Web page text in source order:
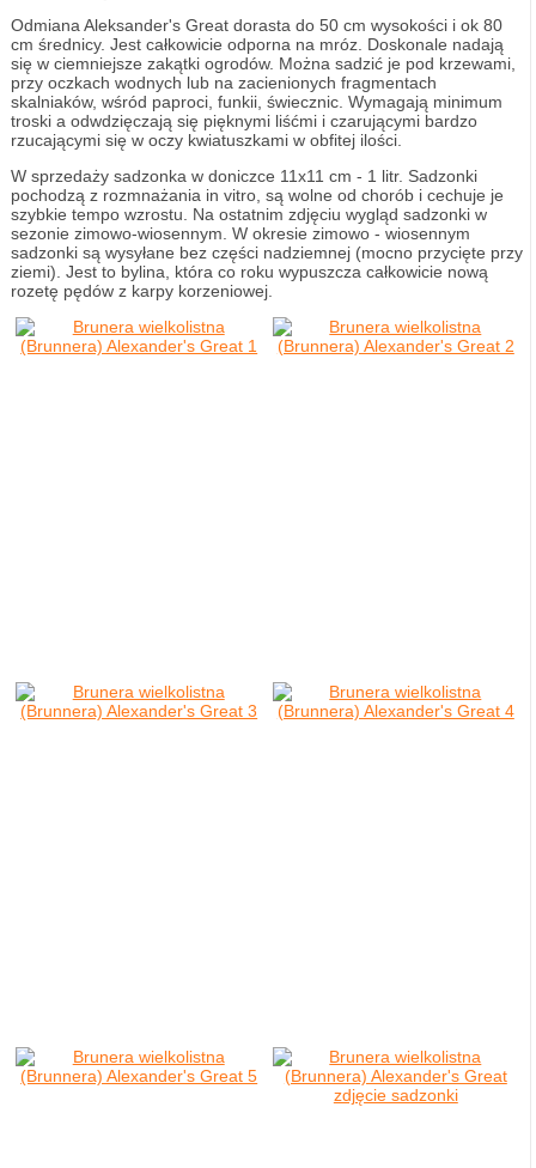
Odmiana Aleksander's Great dorasta do 50 cm wysokości i ok 80
cm średnicy. Jest całkowicie odporna na mróz. Doskonale nadają
się w ciemniejsze zakątki ogrodów. Można sadzić je pod krzewami,
przy oczkach wodnych lub na zacienionych fragmentach
skalniaków, wśród paproci, funkii, świecznic. Wymagają minimum
troski a odwdzięczają się pięknymi liśćmi i czarującymi bardzo
rzucającymi się w oczy kwiatuszkami w obfitej ilości.
W sprzedaży sadzonka w doniczce 11x11 cm - 1 litr. Sadzonki
pochodzą z rozmnażania in vitro, są wolne od chorób i cechuje je
szybkie tempo wzrostu. Na ostatnim zdjęciu wygląd sadzonki w
sezonie zimowo-wiosennym. W okresie zimowo - wiosennym
sadzonki są wysyłane bez części nadziemnej (mocno przycięte przy
ziemi). Jest to bylina, która co roku wypuszcza całkowicie nową
rozetę pędów z karpy korzeniowej.